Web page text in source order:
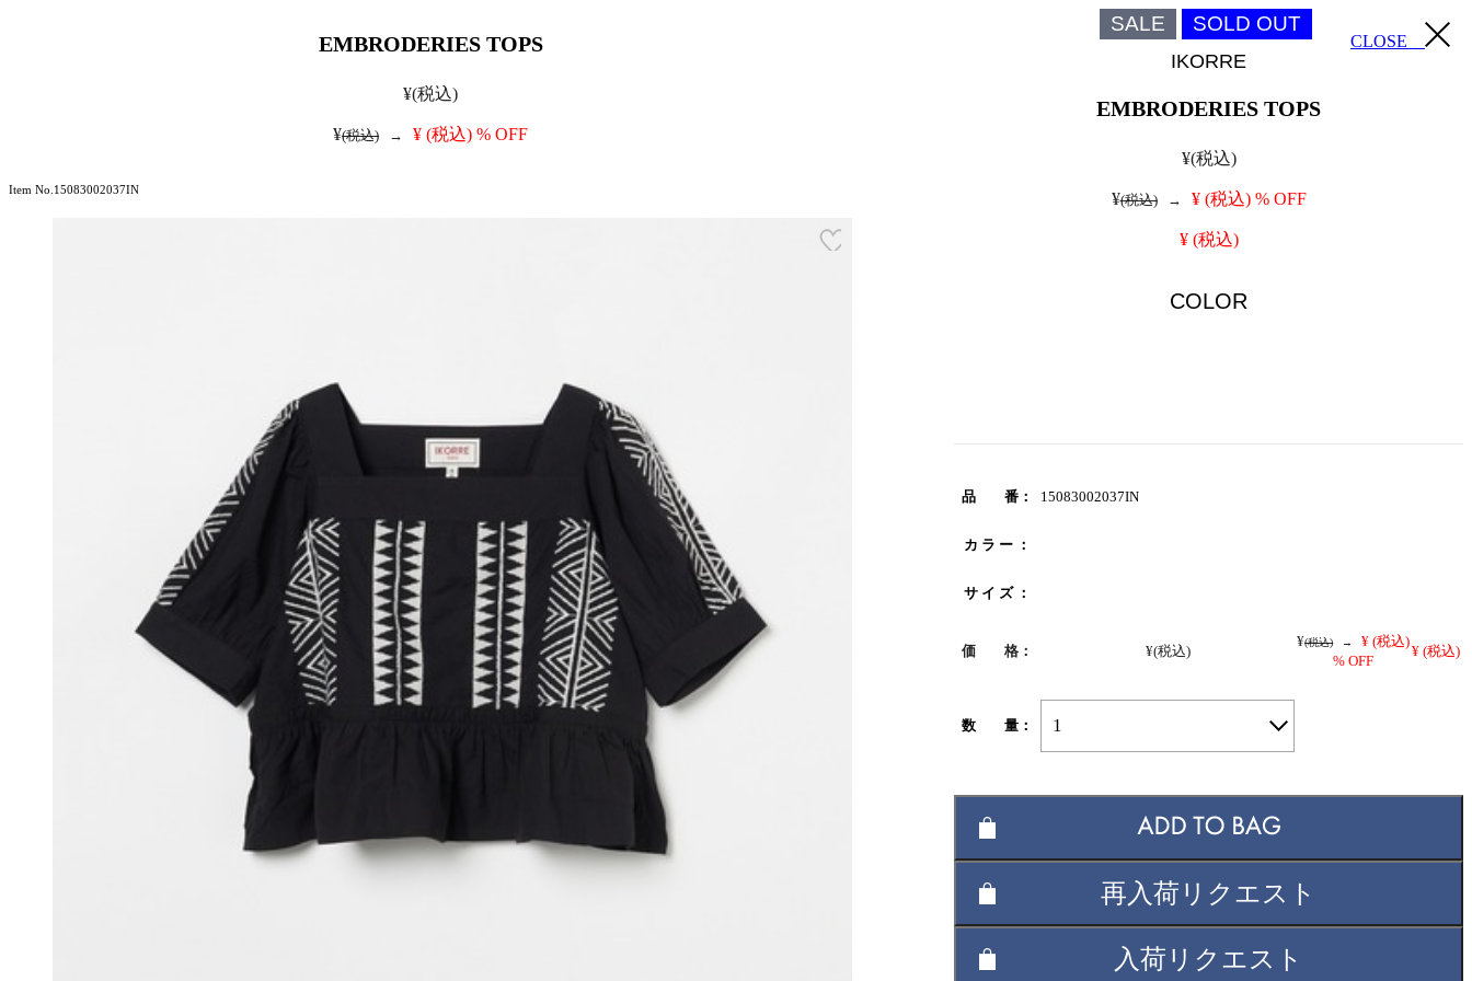
EMBRODERIES TOPS
¥(税込)
¥(税込) → ¥ (税込) % OFF
Item No.15083002037IN
SALE SOLD OUT
IKORRE
EMBRODERIES TOPS
¥(税込)
¥(税込) → ¥ (税込) % OFF
¥ (税込)
COLOR
品 番： 15083002037IN
カ ラ ー ：
サ イ ズ ：
価 格： ¥(税込)
¥(税込) → ¥ (税込)
% OFF
¥ (税込)
数 量： 1
再入荷リクエスト
入荷リクエスト
CLOSE